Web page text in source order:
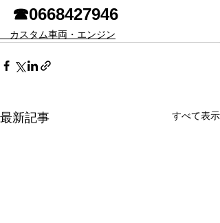
☎0668427946
カスタム車両・エンジン
最新記事 すべて表示